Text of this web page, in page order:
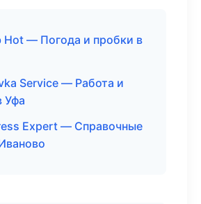
Hot — Погода и пробки в
Service — Работа и
Уфа
Expert — Справочные